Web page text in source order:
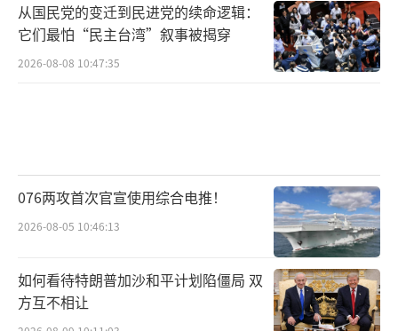
从国民党的变迁到民进党的续命逻辑：
它们最怕“民主台湾”叙事被揭穿
2026-08-08 10:47:35
076两攻首次官宣使用综合电推！
2026-08-05 10:46:13
如何看待特朗普加沙和平计划陷僵局 双
方互不相让